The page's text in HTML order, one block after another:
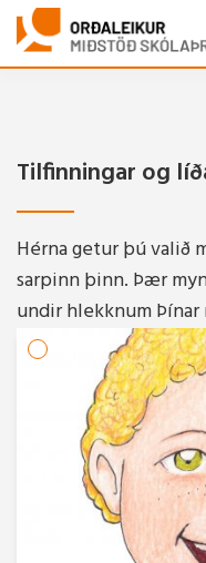
Fara
í
Tilfinningar og
Hérna getur þú valið
sarpinn þinn. Þær
undir hlekknum Þínar